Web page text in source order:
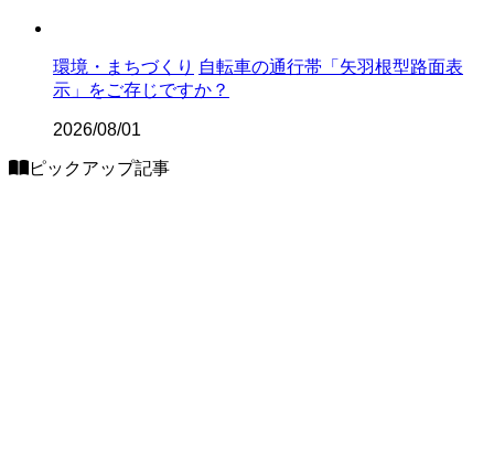
環境・まちづくり 自転車の通行帯「矢羽根型路面表
示」をご存じですか？
2026/08/01
ピックアップ記事